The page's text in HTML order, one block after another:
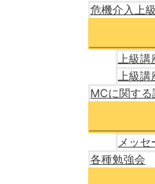
危機介入上
上級講
上級講
MCに関する
メッセ
各種勉強会